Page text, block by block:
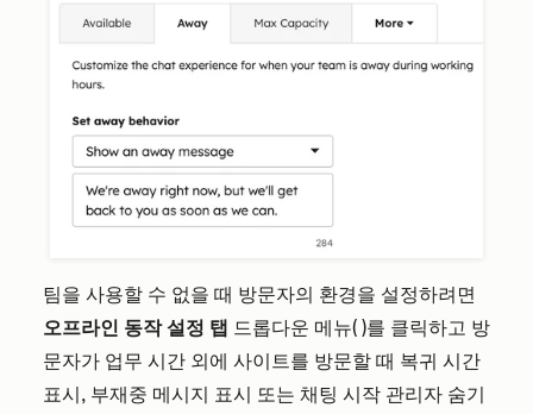
팀을 사용할 수 없을 때 방문자의 환경을 설정하려면
오프라인 동작 설정 탭 드롭다운 메뉴( )를 클릭하고 방
문자가 업무 시간 외에 사이트를 방문할 때 복귀 시간
표시, 부재중 메시지 표시 또는 채팅 시작 관리자 숨기